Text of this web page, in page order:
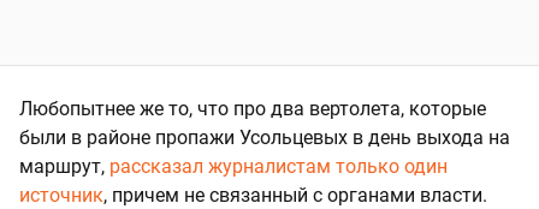
Любопытнее же то, что про два вертолета, которые
были в районе пропажи Усольцевых в день выхода на
маршрут, рассказал журналистам только один
источник, причем не связанный с органами власти.